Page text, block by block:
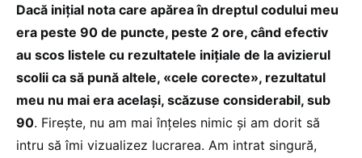
Dacă inițial nota care apărea în dreptul codului meu
era peste 90 de puncte, peste 2 ore, când efectiv
au scos listele cu rezultatele inițiale de la avizierul
scolii ca să pună altele, «cele corecte», rezultatul
meu nu mai era același, scăzuse considerabil, sub
90. Firește, nu am mai înțeles nimic și am dorit să
intru să îmi vizualizez lucrarea. Am intrat singură,